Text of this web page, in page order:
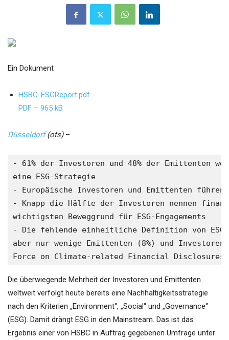
Ein Dokument
HSBC-ESGReport.pdf
PDF – 965 kB
Düsseldorf(ots)–
- 61% der Investoren und 48% der Emittenten
eine ESG-Strategie
- Europäische Investoren und Emittenten
- Knapp die Hälfte der Investoren nennen
wichtigsten Beweggrund für ESG-Engagements
- Die fehlende einheitliche Definition von
aber nur wenige Emittenten (8%) und
Force on Climate-related Financial Disclosures
Die überwiegende Mehrheit der Investoren und Emittenten
weltweit verfolgt heute bereits eine Nachhaltigkeitsstrategie
nach den Kriterien „Environment“, „Social“ und „Governance“
(ESG). Damit drängt ESG in den Mainstream. Das ist das
Ergebnis einer von HSBC in Auftrag gegebenen Umfrage unter